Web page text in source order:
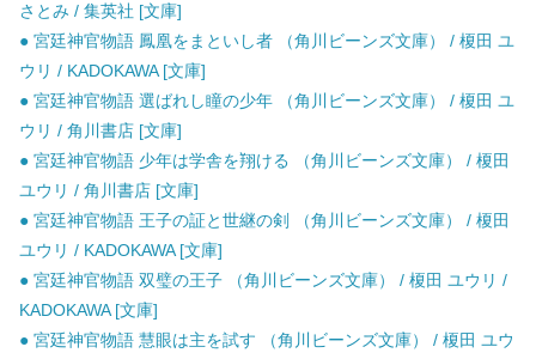
さとみ / 集英社 [文庫]
● 宮廷神官物語 鳳凰をまといし者 （角川ビーンズ文庫） / 榎田 ユ
ウリ / KADOKAWA [文庫]
● 宮廷神官物語 選ばれし瞳の少年 （角川ビーンズ文庫） / 榎田 ユ
ウリ / 角川書店 [文庫]
● 宮廷神官物語 少年は学舎を翔ける （角川ビーンズ文庫） / 榎田
ユウリ / 角川書店 [文庫]
● 宮廷神官物語 王子の証と世継の剣 （角川ビーンズ文庫） / 榎田
ユウリ / KADOKAWA [文庫]
● 宮廷神官物語 双璧の王子 （角川ビーンズ文庫） / 榎田 ユウリ /
KADOKAWA [文庫]
● 宮廷神官物語 慧眼は主を試す （角川ビーンズ文庫） / 榎田 ユウ